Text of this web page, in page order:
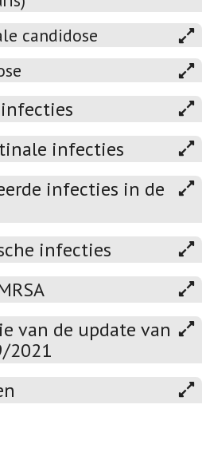
candidose
infecties
infecties in de
infecties
van de update van
2021